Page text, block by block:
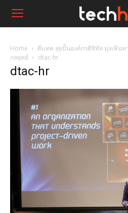
Home
ดีแทค ลุยปั้นองค์กรดิจิทัล มุ่งเฟ้น
กลยุทธ์
dtac-hr
dtac-hr